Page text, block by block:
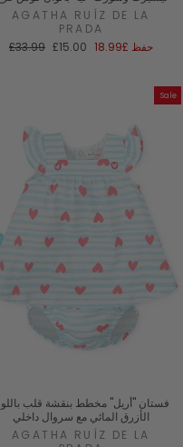
AGATHA RUÍZ DE LA
PRADA
السعر
£33.99 سعر
£15.00 حفظ £18.99
Sale
فستان "أريل" مخطط بنقشة قلب
الأزرق المائي مع سروال داخلي
AGATHA RUÍZ DE LA